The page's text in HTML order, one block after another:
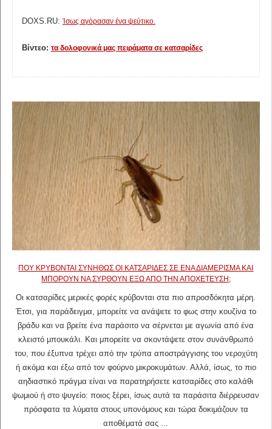
DOXS.RU: Ίσως αγόρασαν ένα ψεύτικο.
Βίντεο: τα δολοφονικά μας πειράματα σε κατσαρίδες
ΠΟΎ ΚΡΎΒΟΝΤΑΙ ΣΥΝΉΘΩΣ ΟΙ ΚΑΤΣΑΡΊΔΕΣ ΣΕ ΈΝΑ ΔΙΑΜΈΡΙΣΜΑ ΚΑΙ
ΜΠΟΡΟΎΝ ΝΑ ΣΥΡΘΟΎΝ ΈΞΩ ΑΠΌ ΤΗΝ ΑΠΟΧΈΤΕΥΣΗ;
Οι κατσαρίδες μερικές φορές κρύβονται στα πιο απροσδόκητα μέρη.
Έτσι, για παράδειγμα, μπορείτε να ανάψετε το φως στην κουζίνα το
βράδυ και να βρείτε ένα παράσιτο να σέρνεται με αγωνία από ένα
κλειστό μπουκάλι. Και μπορείτε να σκοντάψετε στον συνάνθρωπό
του, που έξυπνα τρέχει από την τρύπα αποστράγγισης του νεροχύτη
ή ακόμα και έξω από τον φούρνο μικροκυμάτων. Αλλά, ίσως, το πιο
αηδιαστικό πράγμα είναι να παρατηρήσετε κατσαρίδες στο καλάθι
ψωμιού ή στο ψυγείο: ποιος ξέρει, ίσως αυτά τα παράσιτα διέρρευσαν
πρόσφατα τα λύματα στους υπονόμους και τώρα δοκιμάζουν τα
αποθέματά σας ...